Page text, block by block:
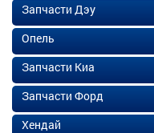
Запчасти Дэу
Опель
Запчасти Киа
Запчасти Форд
Хендай